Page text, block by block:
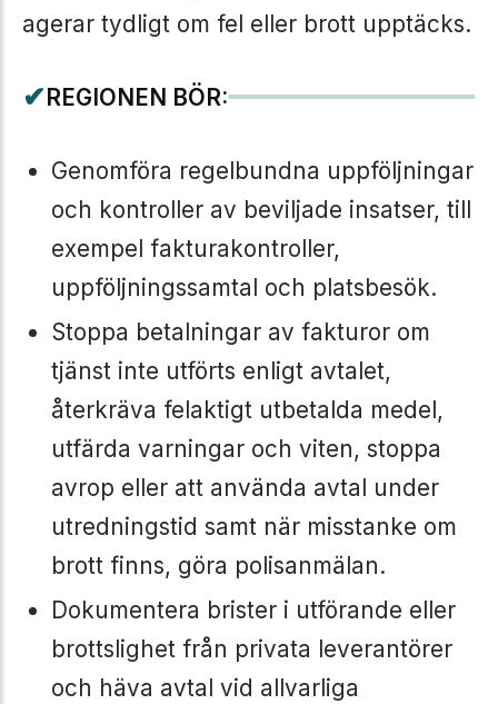
agerar tydligt om fel eller brott upptäcks.
✔REGIONEN BÖR:
Genomföra regelbundna uppföljningar
och kontroller av beviljade insatser, till
exempel fakturakontroller,
uppföljningssamtal och platsbesök.
Stoppa betalningar av fakturor om
tjänst inte utförts enligt avtalet,
återkräva felaktigt utbetalda medel,
utfärda varningar och viten, stoppa
avrop eller att använda avtal under
utredningstid samt när misstanke om
brott finns, göra polisanmälan.
Dokumentera brister i utförande eller
brottslighet från privata leverantörer
och häva avtal vid allvarliga